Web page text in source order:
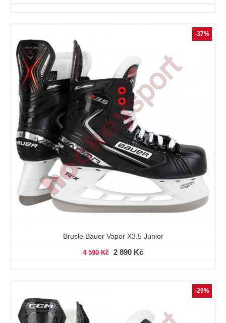
-37%
Brusle Bauer Vapor X3.5 Junior
4 590 Kč 2 890 Kč
-29%